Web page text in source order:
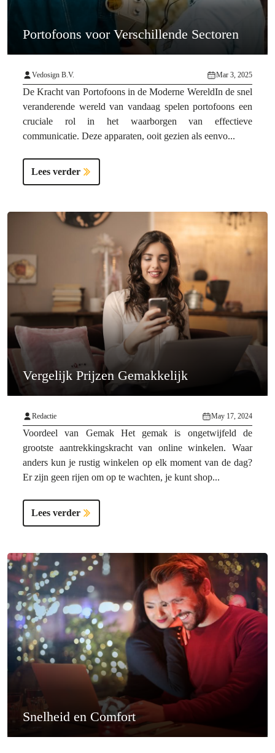
Portofoons voor Verschillende Sectoren
Vedosign B.V. Mar 3, 2025
De Kracht van Portofoons in de Moderne WereldIn de snel
veranderende wereld van vandaag spelen portofoons een
cruciale rol in het waarborgen van effectieve
communicatie. Deze apparaten, ooit gezien als eenvo...
Lees verder
Vergelijk Prijzen Gemakkelijk
Redactie May 17, 2024
Voordeel van Gemak Het gemak is ongetwijfeld de
grootste aantrekkingskracht van online winkelen. Waar
anders kun je rustig winkelen op elk moment van de dag?
Er zijn geen rijen om op te wachten, je kunt shop...
Lees verder
Snelheid en Comfort